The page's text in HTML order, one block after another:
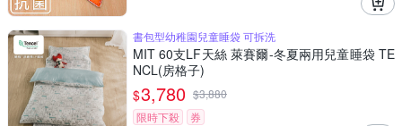
書包型幼稚園兒童睡袋 可拆洗
MIT 60支LF天絲 萊賽爾-冬夏兩用兒童睡袋 TE
NCL(房格子)
$3,780 $3,880
限時下殺
券